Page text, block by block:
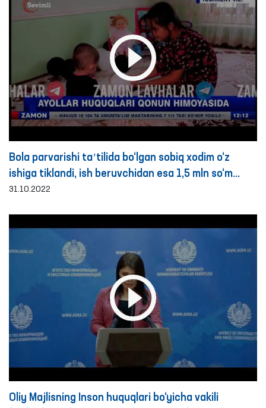
Bola parvarishi taʼtilida bo‘lgan sobiq xodim o‘z
ishiga tiklandi, ish beruvchidan esa 1,5 mln so‘m
maʼnaviy zarar undirilishi belgilandi- Ombudsman
31.10.2022
Oliy Majlisning Inson huquqlari bo‘yicha vakili